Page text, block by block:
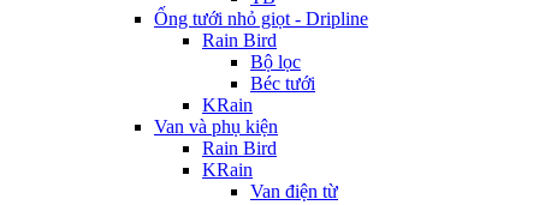
Ống tưới nhỏ giọt - Dripline
Rain Bird
Bộ lọc
Béc tưới
KRain
Van và phụ kiện
Rain Bird
KRain
Van điện từ